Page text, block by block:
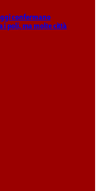
confermano
i poli, ma molte città